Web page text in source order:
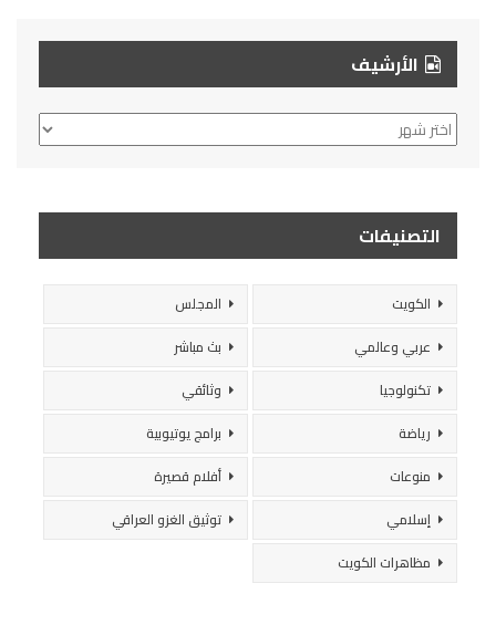
الأرشيف
الأرشيف
التصنيفات
الكويت
المجلس
عربي وعالمي
بث مباشر
تكنولوجيا
وثائقي
رياضة
برامج يوتيوبية
منوعات
أفلام قصيرة
إسلامي
توثيق الغزو العراقي
مظاهرات الكويت